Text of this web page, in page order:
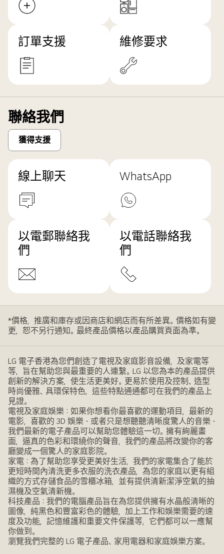
訂單支援 維修要求
聯絡我們
獲得支援
線上聊天 WhatsApp
以電郵聯絡我
們
以電話聯絡我
們
*價格，推廣和庫存或因商店和網店而有所差異。價格如有變
更，恕不另行通知。最終產品價格以產品購買頁面為準。
LG 電子香港為您們創造了電視及家庭影音設備，及家電等
等，旨在幫助您與最重要的人連繫。LG 以您為本的產品提供
創新的解決方案，使生活更美好。更易於使用及控制、造型
時尚優雅、具環保特色，這些特點通通都可在我們的產品上
見證。
電視及家庭娛樂：如果你想看你最喜歡的運動項目，最新的
電影，喜歡的 3D 娛樂 - 或者只是想聽聽清晰度驚人的音樂 -
我們最新的電子產品可以幫助您體驗這一切。擁有絢麗畫
面，逼真的色彩和環繞你的聲音，我們的產品將改變你的客
廳變成一個驚人的家庭影院。
家電：為了幫助您享受更美好生活，我們的家電集合了能於
更短時間內清洗更多衣服的洗衣產品，為您的家庭以更有組
織的方式存儲食品的雪櫃冰箱，並有提供清新潔淨空氣的抽
濕機及空氣清新機。
科技產品：我們的電腦產品旨在為您提供擁有水晶般清晰的
圖像，純黑色和豐富彩色的體驗，加上工作和娛樂需要的速
度及功能，記憶維護和重要文件保護等，它們都可以一應幫
你做到。
瀏覽我們完整的 LG 電子產品、家用電器和家庭娛樂方案。